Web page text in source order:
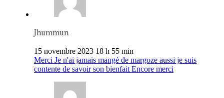
Jhummun
15 novembre 2023 18 h 55 min
Merci Je n'ai jamais mangé de margoze aussi je suis
contente de savoir son bienfait Encore merci